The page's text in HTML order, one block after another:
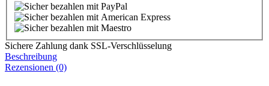
Sichere Zahlung dank SSL-Verschlüsselung
Beschreibung
Rezensionen (0)